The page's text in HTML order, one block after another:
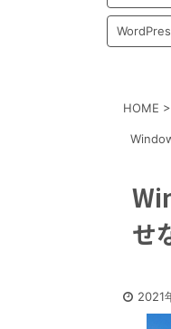
HOME >
せ
2021